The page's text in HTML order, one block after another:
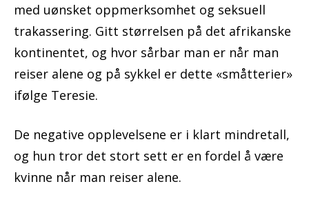
med uønsket oppmerksomhet og seksuell
trakassering. Gitt størrelsen på det afrikanske
kontinentet, og hvor sårbar man er når man
reiser alene og på sykkel er dette «småtterier»
ifølge Teresie.
De negative opplevelsene er i klart mindretall,
og hun tror det stort sett er en fordel å være
kvinne når man reiser alene.